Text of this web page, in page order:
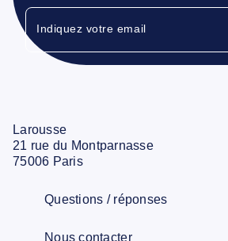
Indiquez votre email
Larousse
21 rue du Montparnasse
75006 Paris
Questions / réponses
Nous contacter